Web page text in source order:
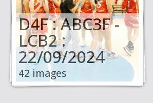
D4F : ABC3F -
LCB2 :
22/09/2024
42 images